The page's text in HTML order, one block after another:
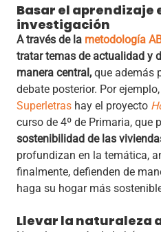
Basar el aprendizaje
investigación
A través de la metodología
tratar temas de actualidad y
manera central, que además
debate posterior. Por
Superletras hay el proyecto
curso de 4º de Primaria, que
sostenibilidad de las
profundizan en la temática,
finalmente, defienden de
haga su hogar más
Llevar la naturaleza